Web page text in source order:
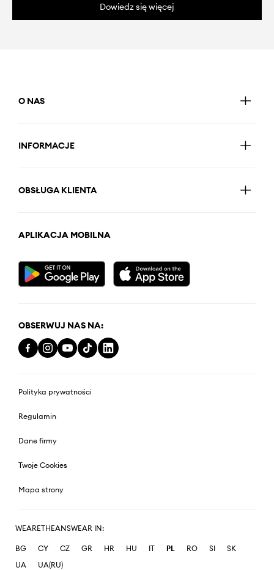
Dowiedz się więcej
O NAS
INFORMACJE
OBSŁUGA KLIENTA
APLIKACJA MOBILNA
OBSERWUJ NAS NA:
Polityka prywatności
Regulamin
Dane firmy
Twoje Cookies
Mapa strony
WEARETHEANSWEAR IN:
BG CY CZ GR HR HU IT PL RO SI
SK
UA
UA(RU)